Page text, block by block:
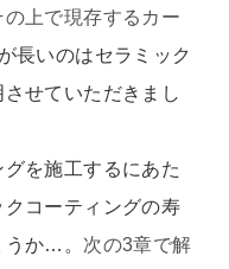
上で現存するカー
長いのはセラミック
せていただきまし
を施工するにあた
コーティングの寿
か…。 次の3章で解